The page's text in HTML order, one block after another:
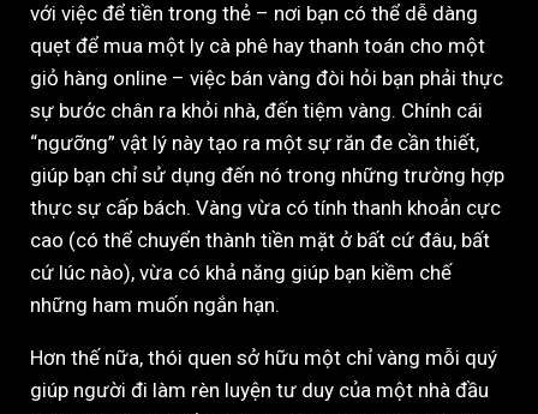
với việc để tiền trong thẻ – nơi bạn có thể dễ dàng
quẹt để mua một ly cà phê hay thanh toán cho một
giỏ hàng online – việc bán vàng đòi hỏi bạn phải thực
sự bước chân ra khỏi nhà, đến tiệm vàng. Chính cái
“ngưỡng” vật lý này tạo ra một sự răn đe cần thiết,
giúp bạn chỉ sử dụng đến nó trong những trường hợp
thực sự cấp bách. Vàng vừa có tính thanh khoản cực
cao (có thể chuyển thành tiền mặt ở bất cứ đâu, bất
cứ lúc nào), vừa có khả năng giúp bạn kiềm chế
những ham muốn ngắn hạn.
Hơn thế nữa, thói quen sở hữu một chỉ vàng mỗi quý
giúp người đi làm rèn luyện tư duy của một nhà đầu